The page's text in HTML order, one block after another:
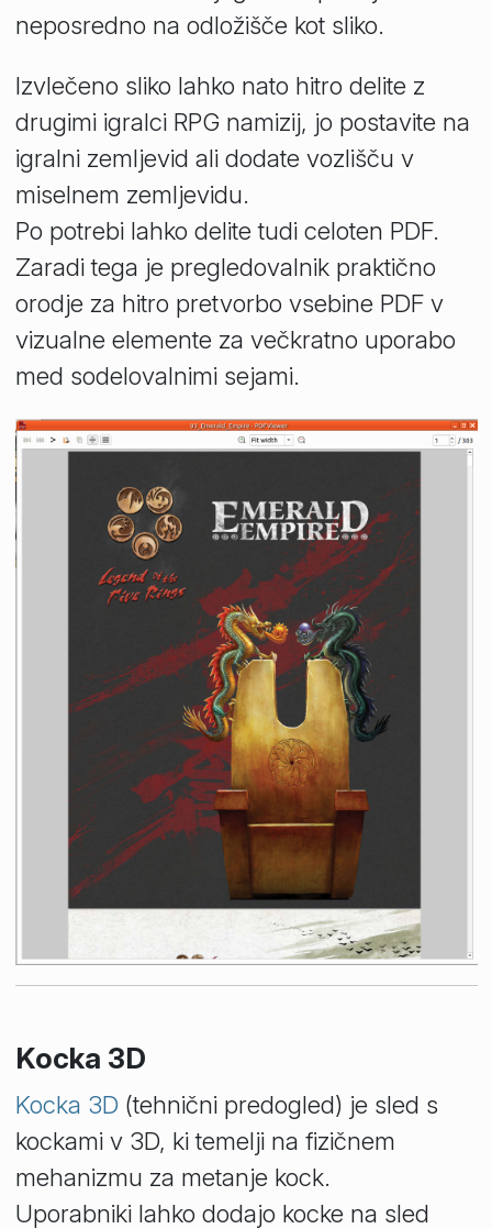
neposredno na odložišče kot sliko.
Izvlečeno sliko lahko nato hitro delite z
drugimi igralci RPG namizij, jo postavite na
igralni zemljevid ali dodate vozlišču v
miselnem zemljevidu.
Po potrebi lahko delite tudi celoten PDF.
Zaradi tega je pregledovalnik praktično
orodje za hitro pretvorbo vsebine PDF v
vizualne elemente za večkratno uporabo
med sodelovalnimi sejami.
Kocka 3D
Kocka 3D (tehnični predogled) je sled s
kockami v 3D, ki temelji na fizičnem
mehanizmu za metanje kock.
Uporabniki lahko dodajo kocke na sled